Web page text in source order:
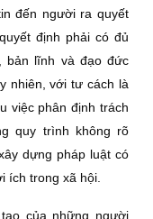
đến người ra quyết
định phải có đủ
bản lĩnh và đạo đức
nhiên, với tư cách là
việc phân định trách
quy trình không rõ
dựng pháp luật có
ích trong xã hội.
của những người